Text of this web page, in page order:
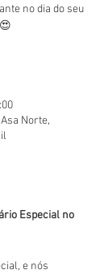
no dia do seu
Norte,
Especial no
e nós